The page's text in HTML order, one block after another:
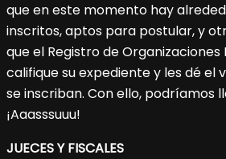
que en este momento hay
inscritos, aptos para postular, y
que el Registro de Organizaciones
califique su expediente y les dé el
se inscriban. Con ello, podríamos
¡Aaasssuuu!
JUECES Y FISCALES